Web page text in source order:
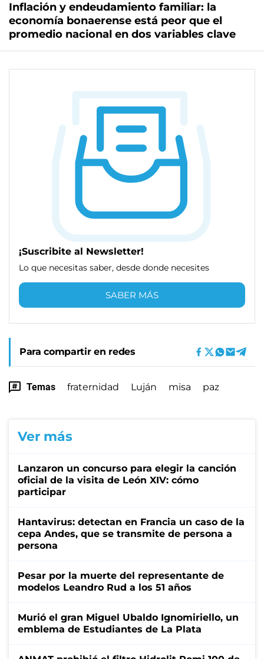
Inflación y endeudamiento familiar: la
economía bonaerense está peor que el
promedio nacional en dos variables clave
¡Suscribite al Newsletter!
Lo que necesitas saber, desde donde necesites
SABER MÁS
Para compartir en redes
Temas fraternidad Luján misa paz
Ver más
Lanzaron un concurso para elegir la canción
oficial de la visita de León XIV: cómo
participar
Hantavirus: detectan en Francia un caso de la
cepa Andes, que se transmite de persona a
persona
Pesar por la muerte del representante de
modelos Leandro Rud a los 51 años
Murió el gran Miguel Ubaldo Ignomiriello, un
emblema de Estudiantes de La Plata